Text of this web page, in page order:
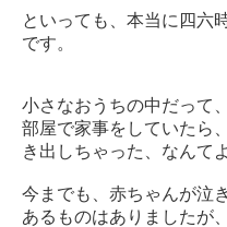
といっても、本当に四六
です。
小さなおうちの中だって
部屋で家事をしていたら
き出しちゃった、なんて
今までも、赤ちゃんが泣
あるものはありましたが